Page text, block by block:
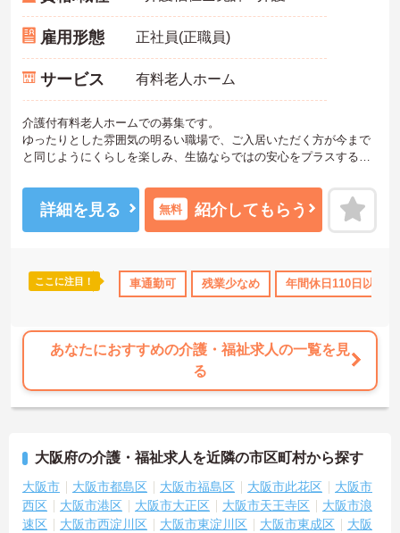
雇用形態 正社員(正職員)
サービス 有料老人ホーム
介護付有料老人ホームでの募集です。
ゆったりとした雰囲気の明るい職場で、ご入居いただく方が今まで
と同じようにくらしを楽しみ、生協ならではの安心をプラスするこ
る地元の方々と密接な関係を築くことを大切にしています！お問い
合わせをお待ちしております♪
詳細を見る 無料 紹介してもらう
ここに注目！ 車通勤可 残業少なめ 年間休日110日以上
あなたにおすすめの介護・福祉求人の一覧を見
る
大阪府の介護・福祉求人を近隣の市区町村から探す
大阪市 大阪市都島区 大阪市福島区 大阪市此花区
大阪市
西区
大阪市港区 大阪市大正区 大阪市天王寺区
大阪市浪
速区
大阪市西淀川区 大阪市東淀川区 大阪市東成区
大阪